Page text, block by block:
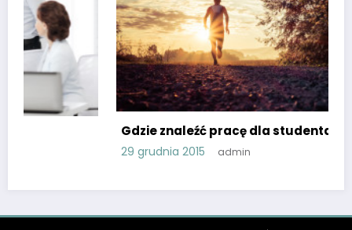
Gdzie znaleźć pracę dla studenta?
29 grudnia 2015 admin